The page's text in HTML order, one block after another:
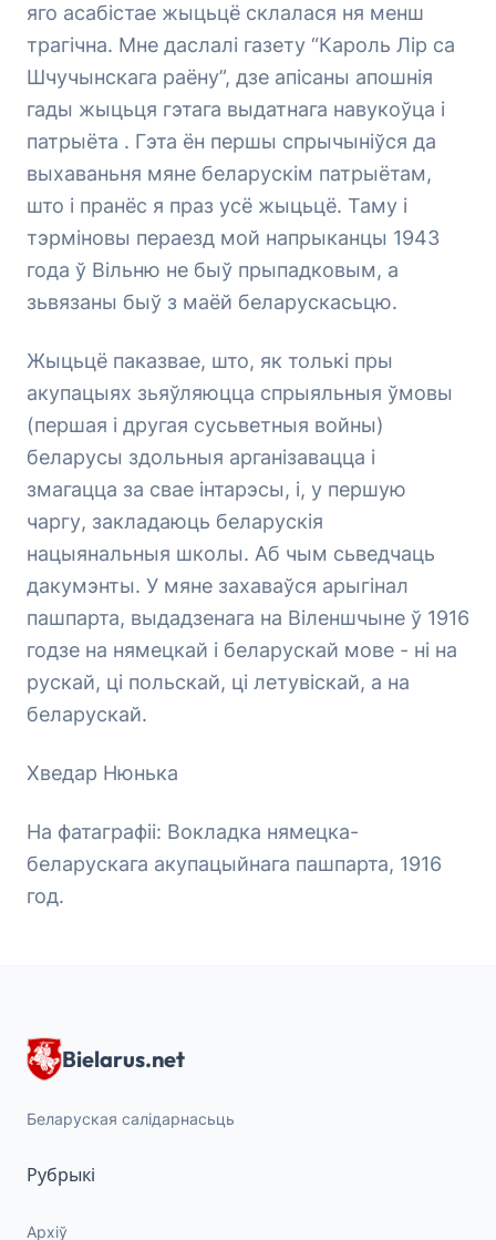
яго асабістае жыцьцё склалася ня менш
трагічна. Мне даслалі газету “Кароль Лір са
Шчучынскага раёну”, дзе апісаны апошнія
гады жыцьця гэтага выдатнага навукоўца і
патрыёта . Гэта ён першы спрычыніўся да
выхаваньня мяне беларускім патрыётам,
што і пранёс я праз усё жыцьцё. Таму і
тэрміновы пераезд мой напрыканцы 1943
года ў Вільню не быў прыпадковым, а
зьвязаны быў з маёй беларускасьцю.
Жыцьцё паказвае, што, як толькі пры
акупацыях зьяўляюцца спрыяльныя ўмовы
(першая і другая сусьветныя войны)
беларусы здольныя арганізавацца і
змагацца за свае інтарэсы, і, у першую
чаргу, закладаюць беларускія
нацыянальныя школы. Аб чым сьведчаць
дакумэнты. У мяне захаваўся арыгінал
пашпарта, выдадзенага на Віленшчыне ў 1916
годзе на нямецкай і беларускай мове - ні на
рускай, ці польскай, ці летувіскай, а на
беларускай.
Хведар Нюнька
На фатаграфіі: Вокладка нямецка-
беларускага акупацыйнага пашпарта, 1916
год.
Bielarus.net
Беларуская салідарнасьць
Рубрыкі
Архіў